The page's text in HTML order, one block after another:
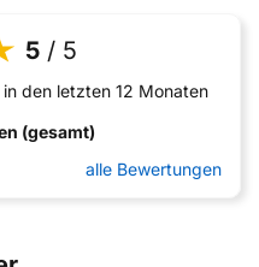
5 / 5
den letzten 12 Monaten
(gesamt)
alle Bewertungen